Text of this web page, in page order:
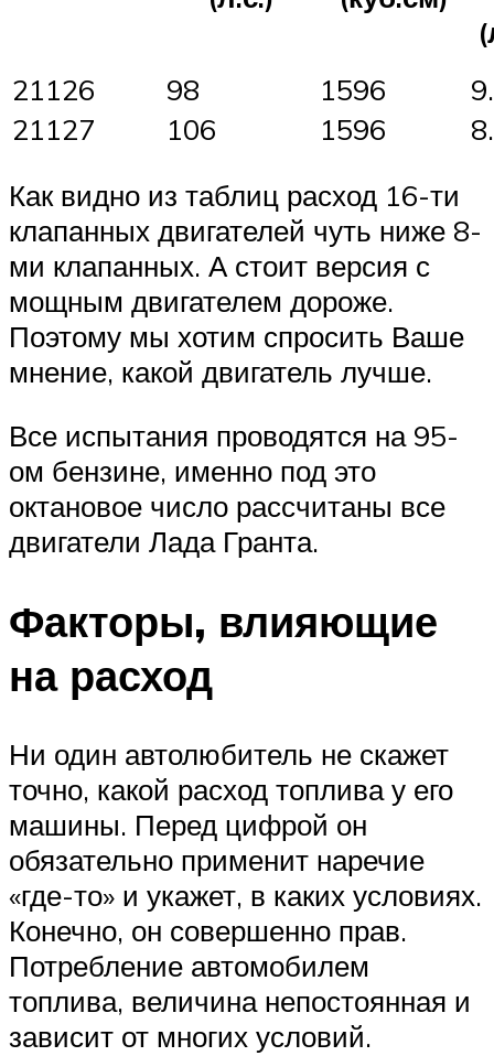
21126
98 1596
21127
106 1596
Как видно из таблиц расход 16-ти
клапанных двигателей чуть ниже 8-
ми клапанных. А стоит версия с
мощным двигателем дороже.
Поэтому мы хотим спросить Ваше
мнение, какой двигатель лучше.
Все испытания проводятся на 95-
ом бензине, именно под это
октановое число рассчитаны все
двигатели Лада Гранта.
Факторы, влияющие
на расход
Ни один автолюбитель не скажет
точно, какой расход топлива у его
машины. Перед цифрой он
обязательно применит наречие
«где-то» и укажет, в каких условиях.
Конечно, он совершенно прав.
Потребление автомобилем
топлива, величина непостоянная и
зависит от многих условий.